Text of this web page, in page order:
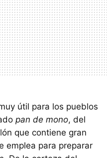
útil para los pueblos
pan de mono, del
que contiene gran
emplea para preparar